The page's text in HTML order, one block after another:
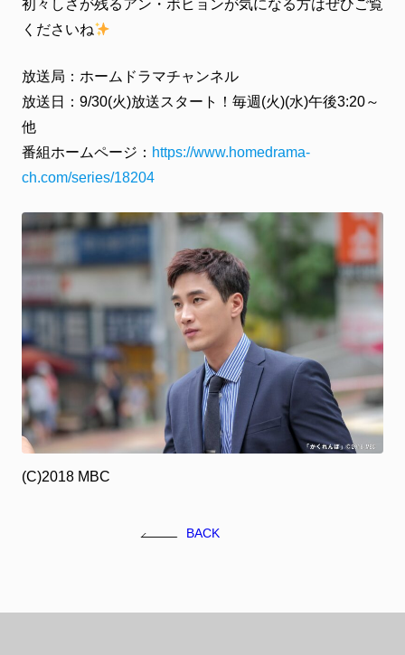
ギャラリー
CONTACT
初々しさが残るアン・ボヒョンが気になる方はぜひご覧
くださいね
放送局：ホームドラマチャンネル
放送日：9/30(火)放送スタート！毎週(火)(水)午後3:20～
他
番組ホームページ： https://www.homedrama-
ch.com/series/18204
(C)2018 MBC
BACK